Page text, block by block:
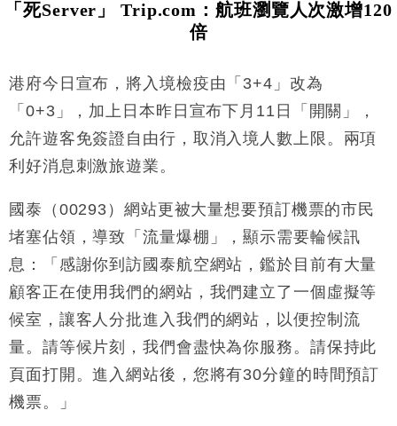
司
財經｜精星香港夥菜鳥拓全球智慧倉儲市場 加快海外
17:33
財經｜滙豐上調香港今年GDP預測至4.5% 看好貿易
及消費表現
16:47
本地｜假冒內地執法人員要求交「保證金」 43歲女子
損失近6900萬元
16:05
財經｜日經失守6.5萬點後回穩 全周仍升近2%
15:47
財經｜恒隆10月換帥 玩具「反」斗城亞洲CEO蔡德
粦接任
15:11
財經｜韓股反覆波動收跌 連挫7周創逾3年最長跌勢
13:44
差達1125億美元
12:44
財經｜日本春季三度入市撐日圓 4月單日斥6.28萬億
日圓干預創新高
11:12
張
「死Server」 Trip.com：航班瀏覽人次激增120
倍
港府今日宣布，將入境檢疫由「3+4」改為
「0+3」，加上日本昨日宣布下月11日「開關」，
允許遊客免簽證自由行，取消入境人數上限。兩項
利好消息刺激旅遊業。
國泰（00293）網站更被大量想要預訂機票的市民
堵塞佔領，導致「流量爆棚」，顯示需要輪候訊
息：「感謝你到訪國泰航空網站，鑑於目前有大量
顧客正在使用我們的網站，我們建立了一個虛擬等
候室，讓客人分批進入我們的網站，以便控制流
量。請等候片刻，我們會盡快為你服務。​請保持此
頁面打開。​進入網站後，您將有30分鐘的時間預訂
機票。」